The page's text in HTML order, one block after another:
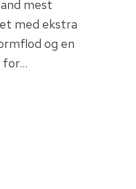
mest
med ekstra
og en
for…